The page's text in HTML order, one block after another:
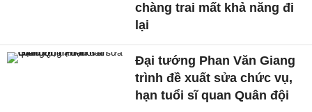
chàng trai mất khả năng đi
lại
Đại tướng Phan Văn Giang
trình đề xuất sửa chức vụ,
hạn tuổi sĩ quan Quân đội